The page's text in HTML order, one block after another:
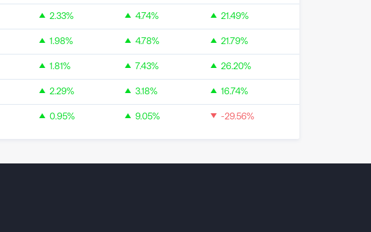
2.33% 4.74% 21.49%
1.98% 4.78% 21.79%
1.81% 7.43% 26.20%
2.29% 3.18% 16.74%
0.95% 9.05% -29.56%